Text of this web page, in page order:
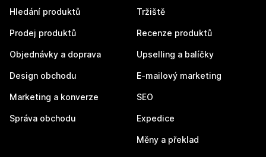
Hledání produktů
Prodej produktů
Objednávky a doprava
Design obchodu
Marketing a konverze
Správa obchodu
Tržiště
Recenze produktů
Upselling a balíčky
E-mailový marketing
SEO
Expedice
Měny a překlad